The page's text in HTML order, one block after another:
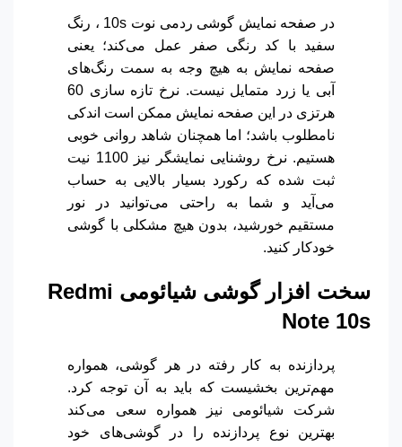
در صفحه نمایش گوشی ردمی نوت 10s ، رنگ
سفید با کد رنگی صفر عمل می‌کند؛ یعنی
صفحه نمایش به هیچ وجه به سمت رنگ‌های
آبی یا زرد متمایل نیست. نرخ تازه سازی 60
هرتزی در این صفحه نمایش ممکن است اندکی
نامطلوب باشد؛ اما همچنان شاهد روانی خوبی
هستیم.
نرخ روشنایی نمایشگر نیز 1100 نیت
ثبت شده که رکورد بسیار بالایی به حساب
می‌آید و شما به راحتی می‌توانید در نور
مستقیم خورشید، بدون هیچ مشکلی با گوشی
خودکار کنید.
سخت افزار گوشی شیائومی Redmi
Note 10s
پردازنده به کار رفته در هر گوشی، همواره
مهم‌ترین بخشیست که باید به آن توجه کرد.
شرکت شیائومی نیز همواره سعی می‌کند
بهترین نوع پردازنده را در گوشی‌های خود